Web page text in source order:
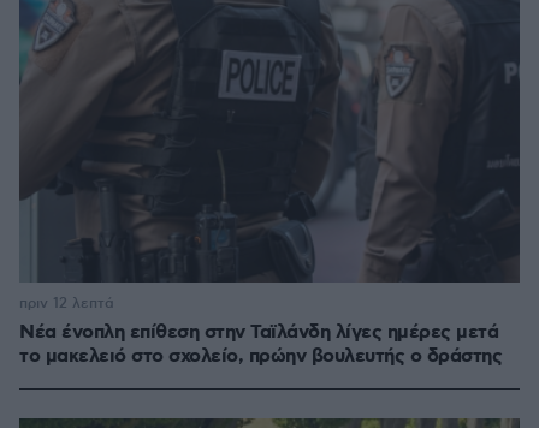
Νέα ένοπλη επίθεση στην Ταϊλάνδη λίγες ημέρες μετά
το μακελειό στο σχολείο, πρώην βουλευτής ο δράστης
πριν 12 λεπτά